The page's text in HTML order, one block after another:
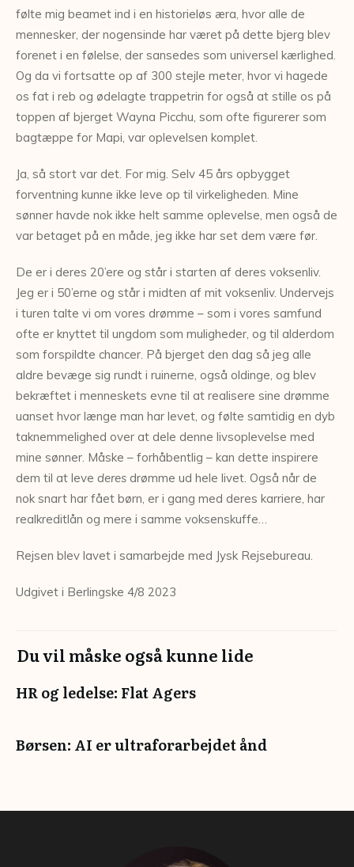
følte mig beamet ind i en historieløs æra, hvor alle de
mennesker, der nogensinde har været på dette bjerg blev
forenet i en følelse, der sansedes som universel kærlighed.
Og da vi fortsatte op af 300 stejle meter, hvor vi hagede
os fat i reb og ødelagte trappetrin for også at stille os på
toppen af bjerget Wayna Picchu, som ofte figurerer som
bagtæppe for Mapi, var oplevelsen komplet.
Ja, så stort var det. For mig. Selv 45 års opbygget
forventning kunne ikke leve op til virkeligheden. Mine
sønner havde nok ikke helt samme oplevelse, men også de
var betaget på en måde, jeg ikke har set dem være før.
De er i deres 20’ere og står i starten af deres voksenliv.
Jeg er i 50’erne og står i midten af mit voksenliv. Undervejs
i turen talte vi om vores drømme – som i vores samfund
ofte er knyttet til ungdom som muligheder, og til alderdom
som forspildte chancer. På bjerget den dag så jeg alle
aldre bevæge sig rundt i ruinerne, også oldinge, og blev
bekræftet i menneskets evne til at realisere sine drømme
uanset hvor længe man har levet, og følte samtidig en dyb
taknemmelighed over at dele denne livsoplevelse med
mine sønner. Måske – forhåbentlig – kan dette inspirere
dem til at leve deres drømme ud hele livet. Også når de
nok snart har fået børn, er i gang med deres karriere, har
realkreditlån og mere i samme voksenskuffe…
Rejsen blev lavet i samarbejde med Jysk Rejsebureau.
Udgivet i Berlingske 4/8 2023
Du vil måske også kunne lide
HR og ledelse: Flat Agers
Børsen: AI er ultraforarbejdet ånd